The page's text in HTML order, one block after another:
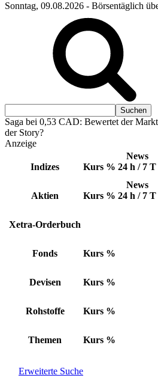
Sonntag, 09.08.2026 - Börsentäglich
Saga bei 0,53 CAD: Bewertet der
der Story?
Anzeige
Indizes Kurs %
News
24 h / 7 T
Aktien Kurs %
News
24 h / 7 T
Xetra-Orderbuch
Fonds Kurs %
Devisen Kurs %
Rohstoffe Kurs %
Themen Kurs %
Erweiterte Suche